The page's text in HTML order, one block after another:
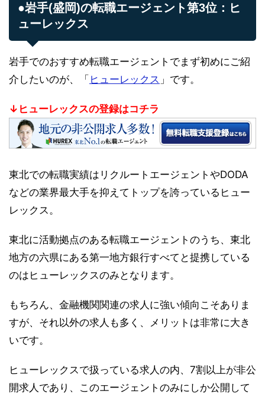
●岩手(盛岡)の転職エージェント第3位：ヒ
ューレックス
岩手でのおすすめ転職エージェントでまず初めにご紹
介したいのが、「 ヒューレックス 」です。
↓ヒューレックスの登録はコチラ
東北での転職実績はリクルートエージェントやDODA
などの業界最大手を抑えてトップを誇っているヒュー
レックス。
東北に活動拠点のある転職エージェントのうち、東北
地方の六県にある第一地方銀行すべてと提携している
のはヒューレックスのみとなります。
もちろん、金融機関関連の求人に強い傾向こそありま
すが、それ以外の求人も多く、メリットは非常に大き
いです。
ヒューレックスで扱っている求人の内、7割以上が非公
開求人であり、このエージェントのみにしか公開して